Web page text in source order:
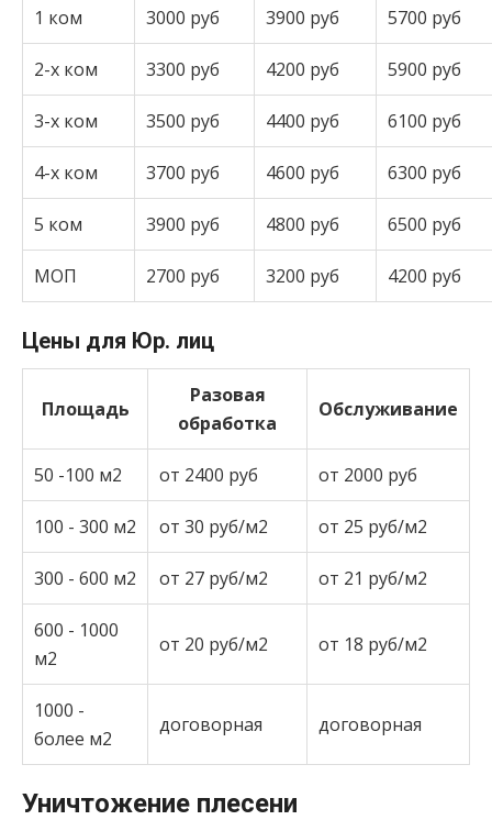
1 ком 3000 руб 3900 руб 5700 руб
2-х ком 3300 руб 4200 руб 5900 руб
3-х ком 3500 руб 4400 руб 6100 руб
4-х ком 3700 руб 4600 руб 6300 руб
5 ком 3900 руб 4800 руб 6500 руб
МОП 2700 руб 3200 руб 4200 руб
Цены для Юр. лиц
Площадь
Разовая
обработка
Обслуживание
50 -100 м2 от 2400 руб от 2000 руб
100 - 300 м2 от 30 руб/м2 от 25 руб/м2
300 - 600 м2 от 27 руб/м2 от 21 руб/м2
600 - 1000
м2
от 20 руб/м2 от 18 руб/м2
1000 -
более м2
договорная договорная
Уничтожение плесени